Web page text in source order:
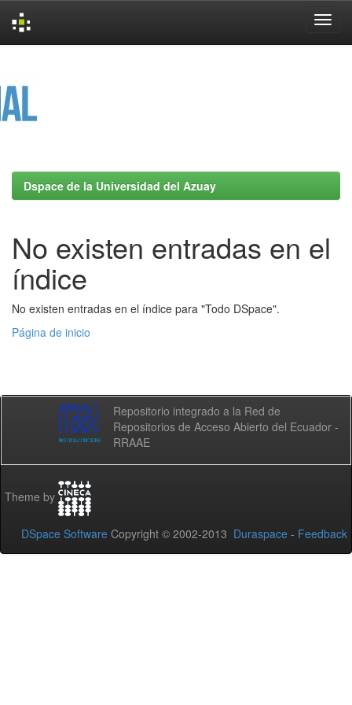
Dspace de la Universidad del Azuay
No existen entradas en el
índice
No existen entradas en el índice para "Todo DSpace".
Página de inicio
Repositorio integrado a la Red de
Repositorios de Acceso Abierto del Ecuador -
RRAAE
Theme by
DSpace Software Copyright © 2002-2013 Duraspace - Feedback